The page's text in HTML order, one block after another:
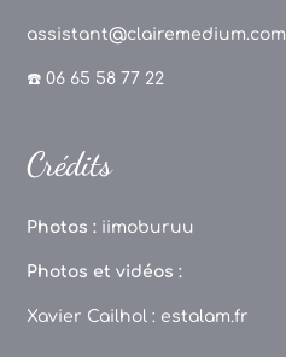
assistant@clairemedium.com
☎️ 06 65 58 77 22
Crédits
Photos : iimoburuu
Photos et vidéos :
Xavier Cailhol : estalam.fr